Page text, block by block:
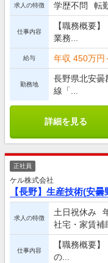
求人の特徴 学歴不問 転
仕事内容
【職務概要
業務...
給与 年収 450万円
勤務地
長野県北安曇
線「...
詳細を見る
正社員
ケル株式会社
【長野】生産技術(安
求人の特徴
土日祝休み
社宅・家賃補
仕事内容
【職務概要
の...